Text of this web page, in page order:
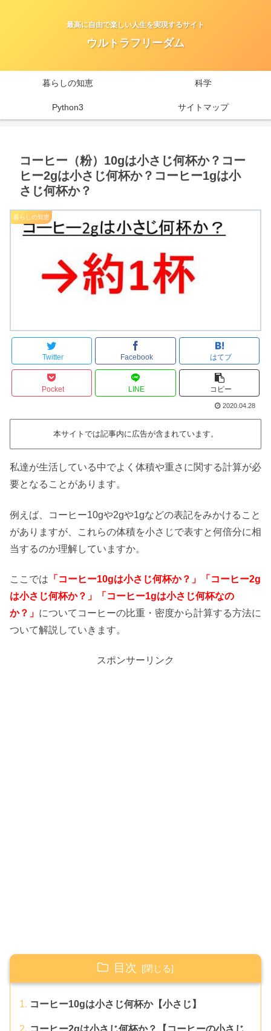
最高に自由で楽しい人生を実現するサイト
ウルトラフリーダム
暮らしの知恵 科学
Python3 サイトマップ
コーヒー（粉）10gは小さじ何杯か？コー
ヒー2gは小さじ何杯か？コーヒー1gは小
さじ何杯か？
暮らしの知恵
Twitter Facebook はてブ
Pocket LINE コピー
2020.04.28
本サイトでは記事内に広告が含まれています。
私達が生活している中でよく体積や重さに関する計算が必
要となることがあります。
例えば、コーヒー10gや2gや1gなどの表記をみかけること
がありますが、これらの体積を小さじで表すと何倍分に相
当するのか理解していますか。
ここでは 「コーヒー10gは小さじ何杯か？」「コーヒー2g
は小さじ何杯か？」「コーヒー1gは小さじ何杯なの
か？」 についてコーヒーの比重・密度から計算する方法に
ついて解説していきます。
スポンサーリンク
目次
コーヒー10gは小さじ何杯か【小さじ】
コーヒー2gは小さじ何杯か？【コーヒーの小さじ